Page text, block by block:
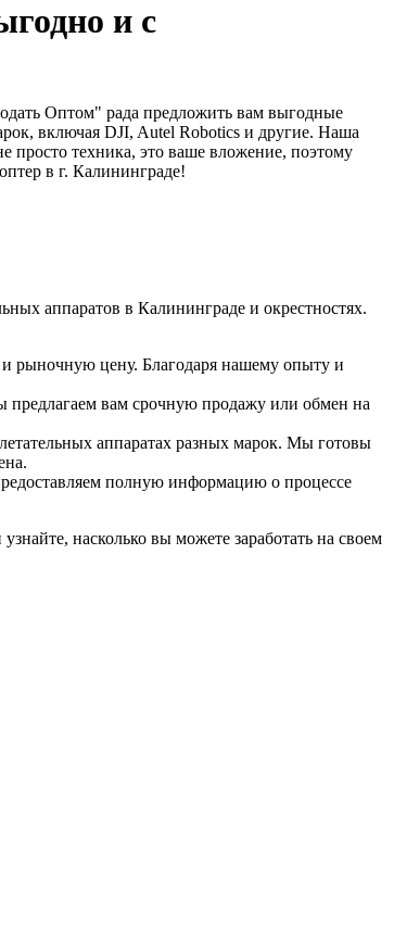
и с
Оптом" рада предложить вам выгодные
включая DJI, Autel Robotics и другие. Наша
просто техника, это ваше вложение, поэтому
в г. Калининграде!
аппаратов в Калининграде и окрестностях.
и рыночную цену. Благодаря нашему опыту и
вам срочную продажу или обмен на
аппаратах разных марок. Мы готовы
полную информацию о процессе
насколько вы можете заработать на своем